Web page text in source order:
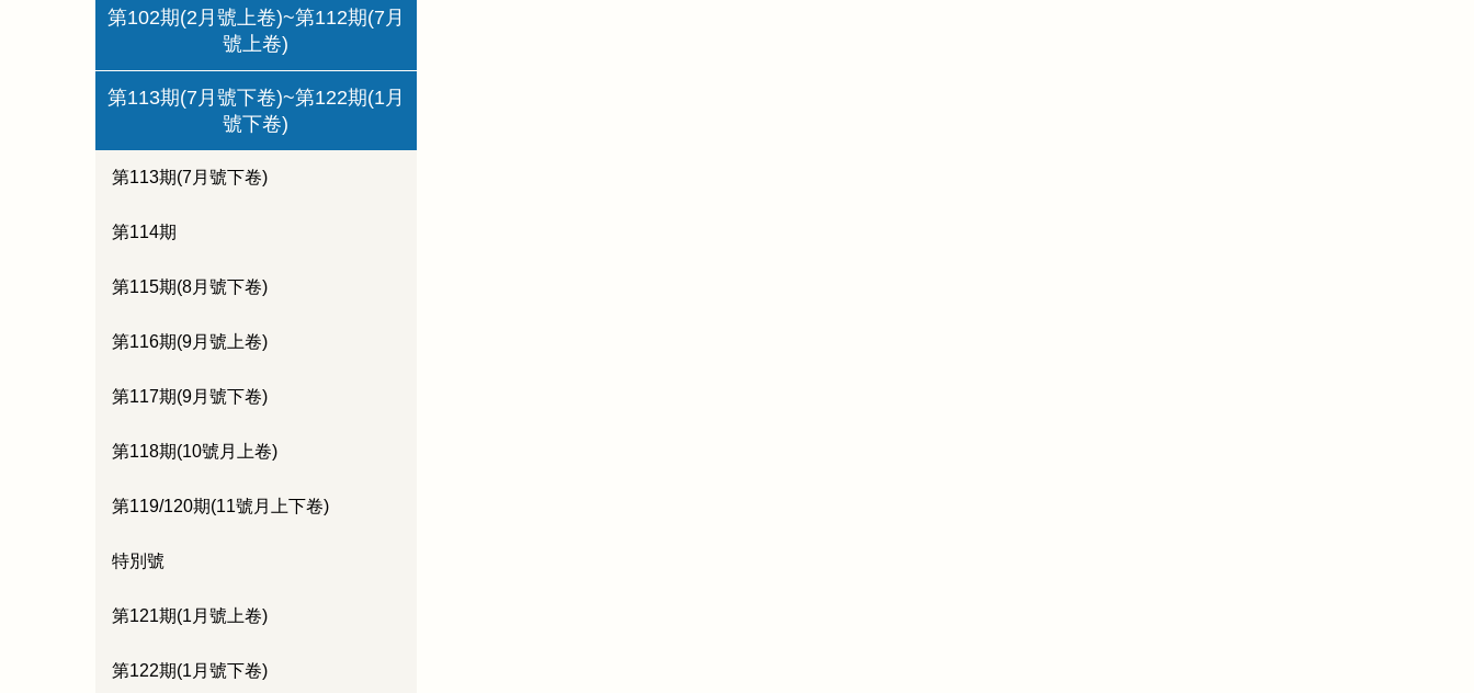
第102期(2月號上卷)~第112期(7月
號上卷)
第113期(7月號下卷)~第122期(1月
號下卷)
第113期(7月號下卷)
第114期
第115期(8月號下卷)
第116期(9月號上卷)
第117期(9月號下卷)
第118期(10號月上卷)
第119/120期(11號月上下卷)
特別號
第121期(1月號上卷)
第122期(1月號下卷)